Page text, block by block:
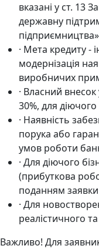
вказані у ст. 13
державну
· Мета кредиту -
модернізація
виробничих
· Власний
30%, для діючого
· Наявність
порука або
умов роботи
· Для діючого
(прибуткова
поданням
· Для
реалістичного
Важливо! Для